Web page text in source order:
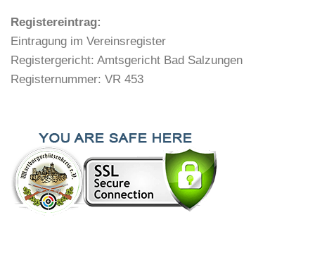
Registereintrag:
Eintragung im Vereinsregister
Registergericht: Amtsgericht Bad Salzungen
Registernummer: VR 453